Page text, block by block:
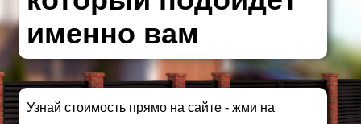
именно вам
Узнай стоимость прямо на сайте - жми на